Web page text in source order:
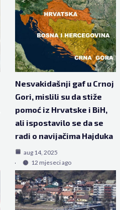
Nesvakidašnji gaf u Crnoj
Gori, mislili su da stiže
pomoć iz Hrvatske i BiH,
ali ispostavilo se da se
radi o navijačima Hajduka
aug 14, 2025
12 mjeseci ago